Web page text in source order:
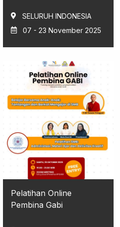
SELURUH INDONESIA
07 - 23 November 2025
Pelatihan Online
Pembina Gabi